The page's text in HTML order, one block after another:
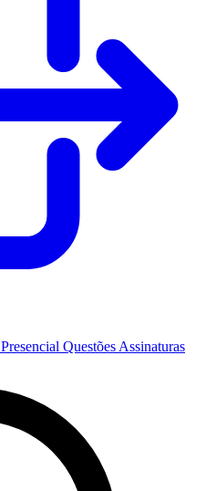
Presencial Questões Assinaturas